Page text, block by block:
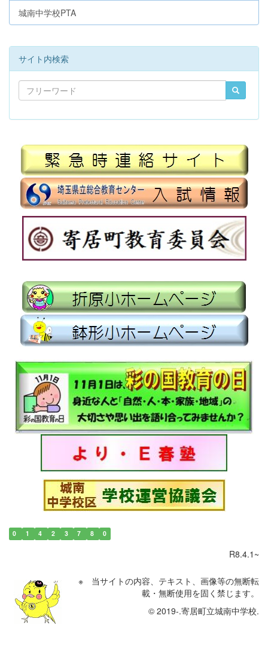
城南中学校PTA
サイト内検索
0 1 4 2 3 7 8 0
R8.4.1~
※ 当サイトの内容、テキスト、画像等の無断転
載・無断使用を固く禁じます。
© 2019-.寄居町立城南中学校.